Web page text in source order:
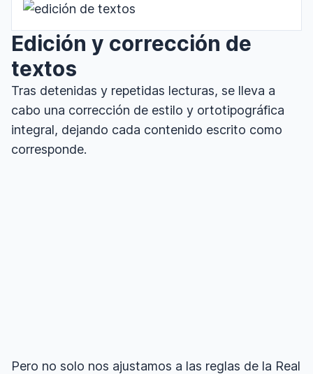
Edición y corrección de
textos
Tras detenidas y repetidas lecturas, se lleva a
cabo una corrección de estilo y ortotipográfica
integral, dejando cada contenido escrito como
corresponde.
Pero no solo nos ajustamos a las reglas de la Real